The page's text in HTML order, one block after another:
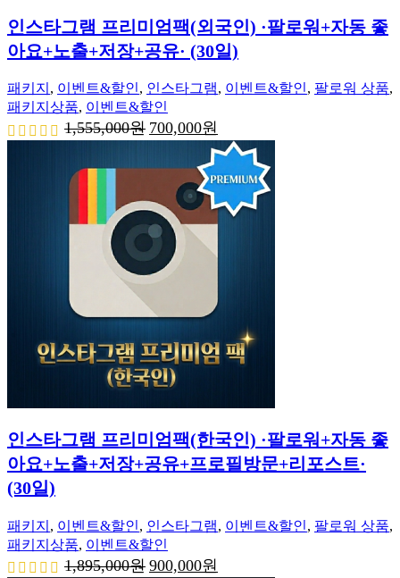
인스타그램 프리미엄팩(외국인) ·팔로워+자동 좋
아요+노출+저장+공유· (30일)
패키지 , 이벤트&할인, 인스타그램, 이벤트&할인, 팔로워 상품,
패키지상품, 이벤트&할인
1,555,000원 원
래
격:
1,555,000
원.
700,000원
재
가
격:
700,000
원.
인스타그램 프리미엄팩(한국인) ·팔로워+자동 좋
아요+노출+저장+공유+프로필방문+리포스트·
(30일)
패키지 , 이벤트&할인, 인스타그램, 이벤트&할인, 팔로워 상품,
패키지상품, 이벤트&할인
1,895,000원 원
900,000원